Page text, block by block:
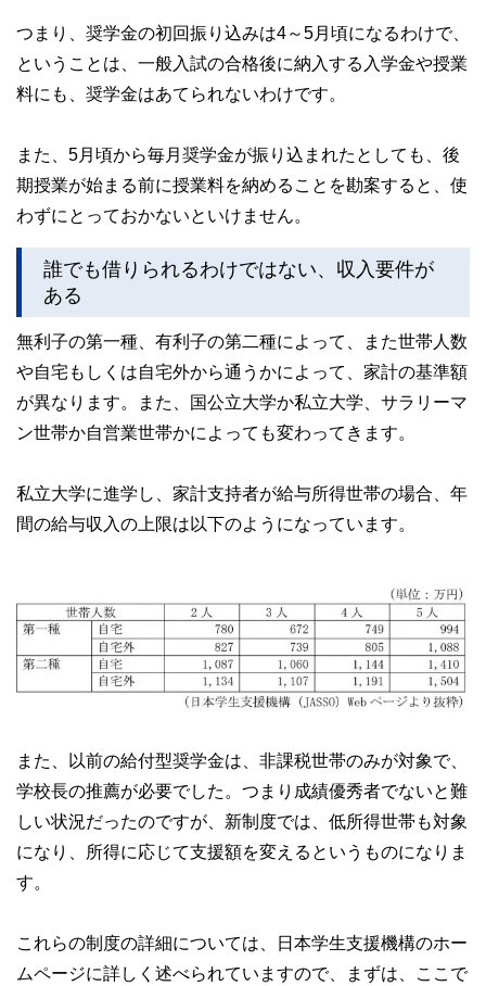
つまり、奨学金の初回振り込みは4～5月頃になるわけで、
ということは、一般入試の合格後に納入する入学金や授業
料にも、奨学金はあてられないわけです。
また、5月頃から毎月奨学金が振り込まれたとしても、後
期授業が始まる前に授業料を納めることを勘案すると、使
わずにとっておかないといけません。
誰でも借りられるわけではない、収入要件が
ある
無利子の第一種、有利子の第二種によって、また世帯人数
や自宅もしくは自宅外から通うかによって、家計の基準額
が異なります。また、国公立大学か私立大学、サラリーマ
ン世帯か自営業世帯かによっても変わってきます。
私立大学に進学し、家計支持者が給与所得世帯の場合、年
間の給与収入の上限は以下のようになっています。
また、以前の給付型奨学金は、非課税世帯のみが対象で、
学校長の推薦が必要でした。つまり成績優秀者でないと難
しい状況だったのですが、新制度では、低所得世帯も対象
になり、所得に応じて支援額を変えるというものになりま
す。
これらの制度の詳細については、日本学生支援機構のホー
ムページに詳しく述べられていますので、まずは、ここで